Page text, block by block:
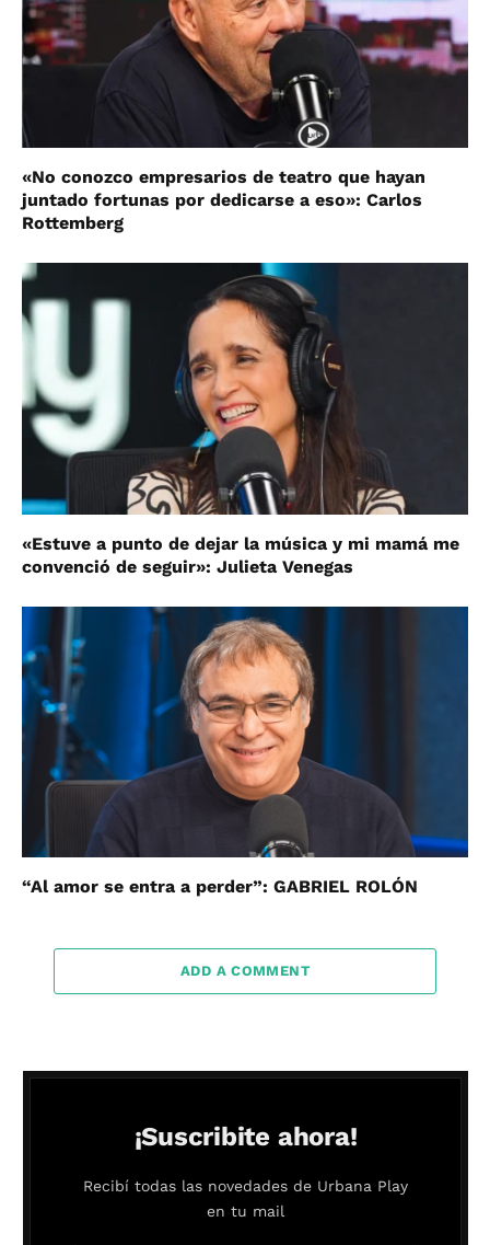
«No conozco empresarios de teatro que hayan
juntado fortunas por dedicarse a eso»: Carlos
Rottemberg
«Estuve a punto de dejar la música y mi mamá me
convenció de seguir»: Julieta Venegas
“Al amor se entra a perder”: GABRIEL ROLÓN
ADD A COMMENT
¡Suscribite ahora!
Recibí todas las novedades de Urbana Play
en tu mail